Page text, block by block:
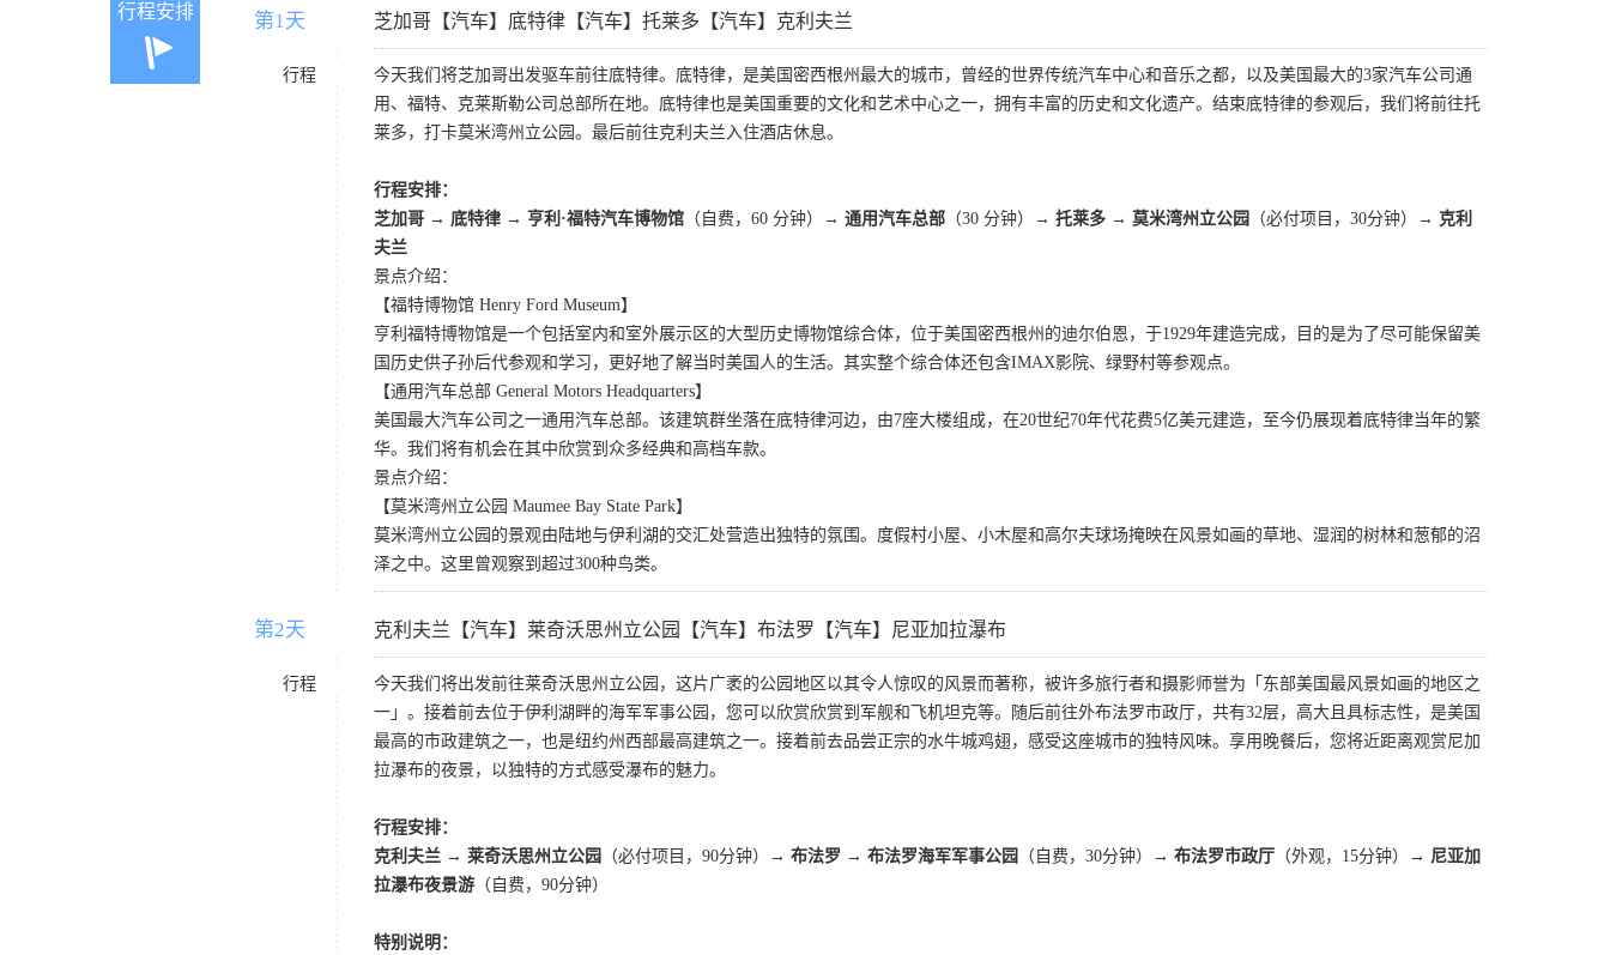
行程安排 第1天 芝加哥【汽车】底特律【汽车】托莱多【汽车】克利夫兰
行程
今天我们将芝加哥出发驱车前往底特律。底特律，是美国密西根州最大的城市，曾经的世界传统汽车中心和音乐之都，以及美国最大的3家汽车公司通
用、福特、克莱斯勒公司总部所在地。底特律也是美国重要的文化和艺术中心之一，拥有丰富的历史和文化遗产。结束底特律的参观后，我们将前往托
莱多，打卡莫米湾州立公园。最后前往克利夫兰入住酒店休息。
行程安排：
芝加哥 → 底特律 → 亨利·福特汽车博物馆 （自费，60 分钟） → 通用汽车总部 （30 分钟） → 托莱多 → 莫米湾州立公园 （必付项目，30分钟）
→ 克利
夫兰
景点介绍：
【福特博物馆 Henry Ford Museum】
亨利福特博物馆是一个包括室内和室外展示区的大型历史博物馆综合体，位于美国密西根州的迪尔伯恩，于1929年建造完成，目的是为了尽可能保留美
国历史供子孙后代参观和学习，更好地了解当时美国人的生活。其实整个综合体还包含IMAX影院、绿野村等参观点。
【通用汽车总部 General Motors Headquarters】
美国最大汽车公司之一通用汽车总部。该建筑群坐落在底特律河边，由7座大楼组成，在20世纪70年代花费5亿美元建造，至今仍展现着底特律当年的繁
华。我们将有机会在其中欣赏到众多经典和高档车款。
景点介绍：
【莫米湾州立公园 Maumee Bay State Park】
莫米湾州立公园的景观由陆地与伊利湖的交汇处营造出独特的氛围。度假村小屋、小木屋和高尔夫球场掩映在风景如画的草地、湿润的树林和葱郁的沼
泽之中。这里曾观察到超过300种鸟类。
第2天 克利夫兰【汽车】莱奇沃思州立公园【汽车】布法罗【汽车】尼亚加拉瀑布
行程
今天我们将出发前往莱奇沃思州立公园，这片广袤的公园地区以其令人惊叹的风景而著称，被许多旅行者和摄影师誉为「东部美国最风景如画的地区之
一」。接着前去位于伊利湖畔的海军军事公园，您可以欣赏欣赏到军舰和飞机坦克等。随后前往外布法罗市政厅，共有32层，高大且具标志性，是美国
最高的市政建筑之一，也是纽约州西部最高建筑之一。接着前去品尝正宗的水牛城鸡翅，感受这座城市的独特风味。享用晚餐后，您将近距离观赏尼加
拉瀑布的夜景，以独特的方式感受瀑布的魅力。
行程安排：
克利夫兰 → 莱奇沃思州立公园
（必付项目，90分钟） → 布法罗 → 布法罗海军军事公园 （自费，30分钟） → 布法罗市政厅 （外观，15分钟）
→ 尼亚加
拉瀑布夜景游 （自费，90分钟）
特别说明：